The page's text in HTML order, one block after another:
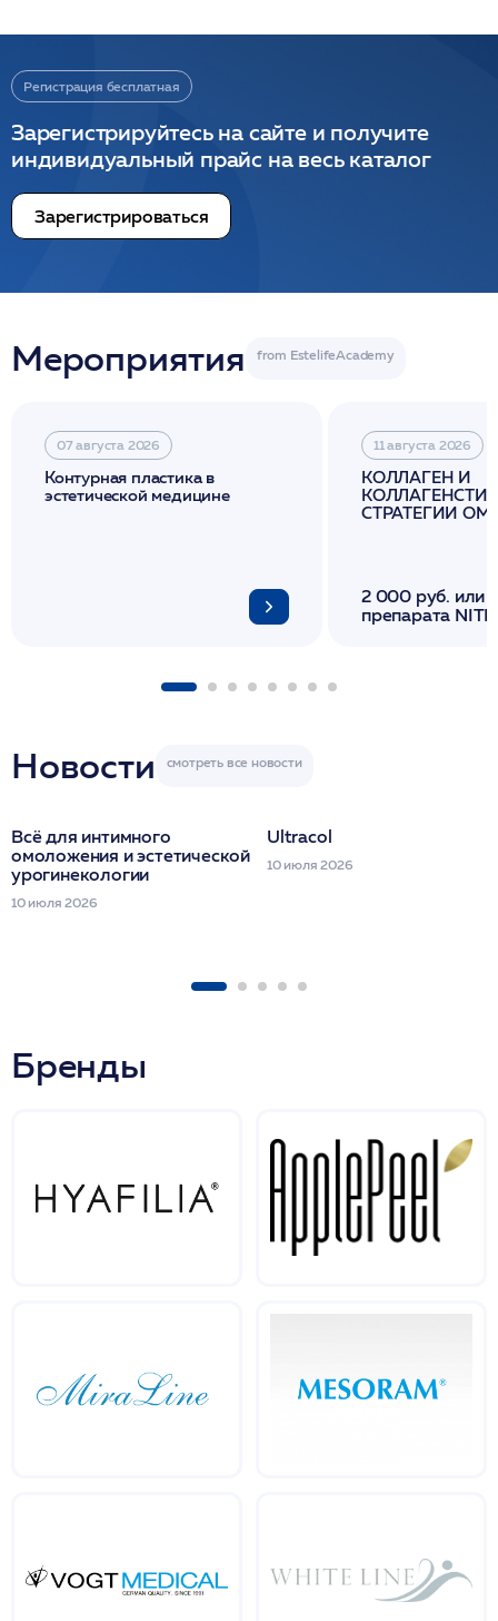
Регистрация бесплатная
Зарегистрируйтесь на сайте и получите
индивидуальный прайс на весь каталог
Зарегистрироваться
Мероприятия
07 августа 2026
Контурная пластика в
эстетической медицине
11 августа 2026
КОЛЛАГЕН И
СТРАТЕГИИ
2 000 руб. или
препарата
Новости
Всё для интимного
омоложения и эстетической
урогинекологии
10 июля 2026
Ultracol
10 июля 2026
Бренды